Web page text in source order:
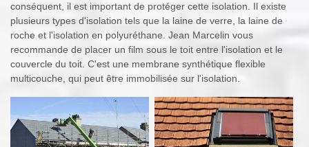
conséquent, il est important de protéger cette isolation. Il existe
plusieurs types d'isolation tels que la laine de verre, la laine de
roche et l'isolation en polyuréthane. Jean Marcelin vous
recommande de placer un film sous le toit entre l'isolation et le
couvercle du toit. C'est une membrane synthétique flexible
multicouche, qui peut être immobilisée sur l'isolation.